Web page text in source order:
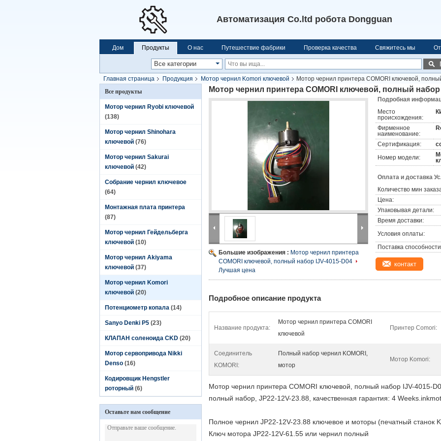
Автоматизация Co.ltd робота Dongguan
Дом Продукты О нас Путешествие фабрики Проверка качества Свяжитесь мы
Главная страница Продукция Мотор чернил Komori ключевой
Мотор чернил принтера COMORI ключевой,
Все продукты
Мотор чернил Ryobi ключевой
(138)
Мотор чернил Shinohara
ключевой (76)
Мотор чернил Sakurai
ключевой (42)
Собрание чернил ключевое
(64)
Монтажная плата принтера
(87)
Мотор чернил Гейдельберга
ключевой (10)
Мотор чернил Akiyama
ключевой (37)
Мотор чернил Komori
ключевой (20)
Потенциометр копала (14)
Sanyo Denki P5 (23)
КЛАПАН соленоида CKD (20)
Мотор сервопривода Nikki
Denso (16)
Кодировщик Hengstler
роторный (6)
Оставьте нам сообщение
Мотор чернил принтера COMORI ключевой, полный набор
Большие изображения : Мотор чернил принтера
COMORI ключевой, полный набор IJV-4015-D04
Лучшая цена
Подробная
Место
происхождения:
Фирменное
наименование:
Сертификация:
Номер модели:
Оплата и доставка
Количество мин
Цена:
Упаковывая детали:
Время доставки:
Условия оплаты:
Поставка
контакт
Подробное описание продукта
Название продукта:
Мотор чернил принтера COMORI
ключевой
Принтер Comori:
Соединитель
KOMORI:
Полный набор чернил KOMORI,
мотор
Мотор Komori:
Мотор чернил принтера COMORI ключевой, полный набор IJV-4015-
полный набор, JP22-12V-23.88, качественная гарантия: 4
Полное чернил JP22-12V-23.88 ключевое и моторы (печатный станок
Ключ мотора JP22-12V-61.55 или чернил полный